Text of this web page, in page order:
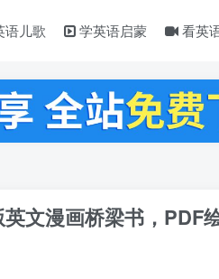
语儿歌 学英语启蒙 看英
文漫画桥梁书，PDF